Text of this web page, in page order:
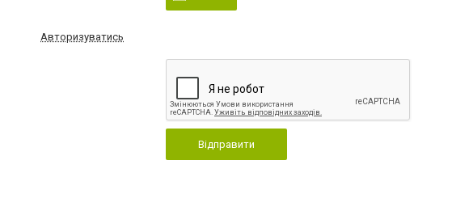
Авторизуватись
Відправити